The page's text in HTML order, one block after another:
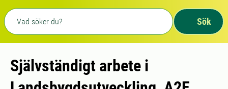
Fritext sökning
Sök
Självständigt arbete i